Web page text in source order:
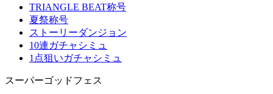
TRIANGLE BEAT称号
夏祭称号
ストーリーダンジョン
10連ガチャシミュ
1点狙いガチャシミュ
スーパーゴッドフェス